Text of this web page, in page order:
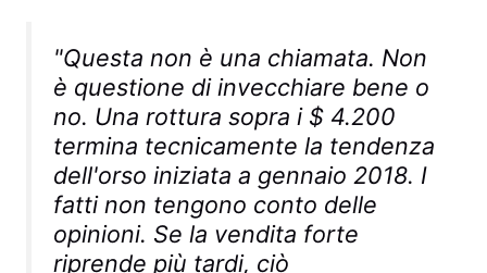
"Questa non è una chiamata. Non
è questione di invecchiare bene o
no. Una rottura sopra i $ 4.200
termina tecnicamente la tendenza
dell'orso iniziata a gennaio 2018. I
fatti non tengono conto delle
opinioni. Se la vendita forte
riprende più tardi, ciò